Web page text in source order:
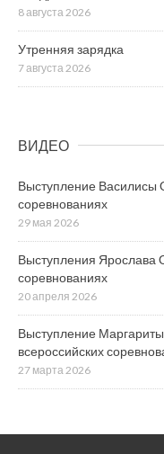
8 августа 2026
Утренняя зарядка
7 августа 2026
ВИДЕО
Выступление Василисы
соревнованиях
29 мая 2026
Выступления Ярослава
соревнованиях
20 апреля 2026
Выступление
всероссийских
27 марта 2026